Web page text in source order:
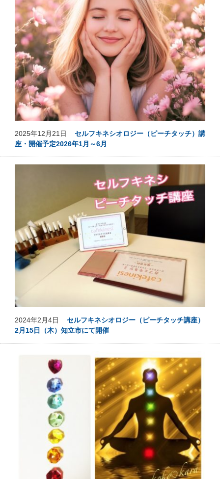
2025年12月21日 セルフキネシオロジー（ピーチタッチ）講
座・開催予定2026年1月～6月
2024年2月4日 セルフキネシオロジー（ピーチタッチ講座）
2月15日（木）知立市にて開催